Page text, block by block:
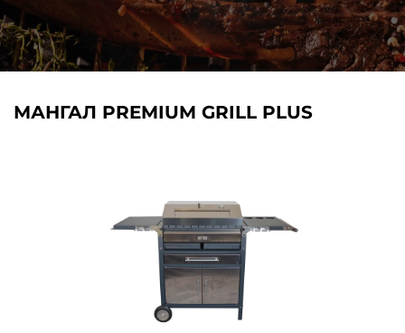
МАНГАЛ PREMIUM GRILL PLUS